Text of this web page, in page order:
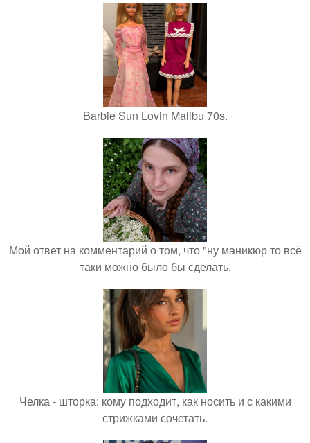
Barbie Sun Lovin Malibu 70s.
Мой ответ на комментарий о том, что "ну маникюр то всё
таки можно было бы сделать.
Челка - шторка: кому подходит, как носить и с какими
стрижками сочетать.